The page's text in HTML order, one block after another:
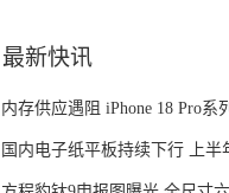
最新快讯
内存供应遇阻 iPhone 18 Pro系
国内电子纸平板持续下行 上半